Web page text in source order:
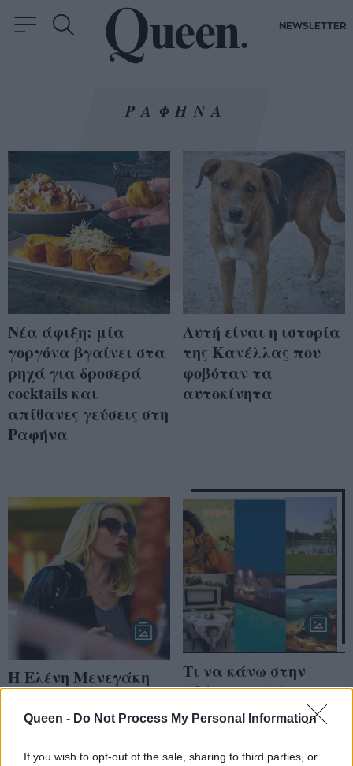
Queen - Do Not Process My Personal Information
If you wish to opt-out of the sale, sharing to third parties, or
NEWSLETTER
ΡΑΦΗΝΑ
Νέα άφιξη: μία
γοργόνα βγαίνει στα
ρηχά για δροσερά
cocktails και
απίθανες γεύσεις στη
Ραφήνα
Αυτή είναι η ιστορία
της Κανέλλας που
φοβόταν τα
αυτοκίνητα
Η Ελένη Μενεγάκη
με άψογο στυλ στο
πλοίο για Άνδρο!
Τι να κάνω στην
Αθήνα τον Αύγουστο;
8 τέλειες ιδέες για
αποδράσεις εντός
πόλεως!